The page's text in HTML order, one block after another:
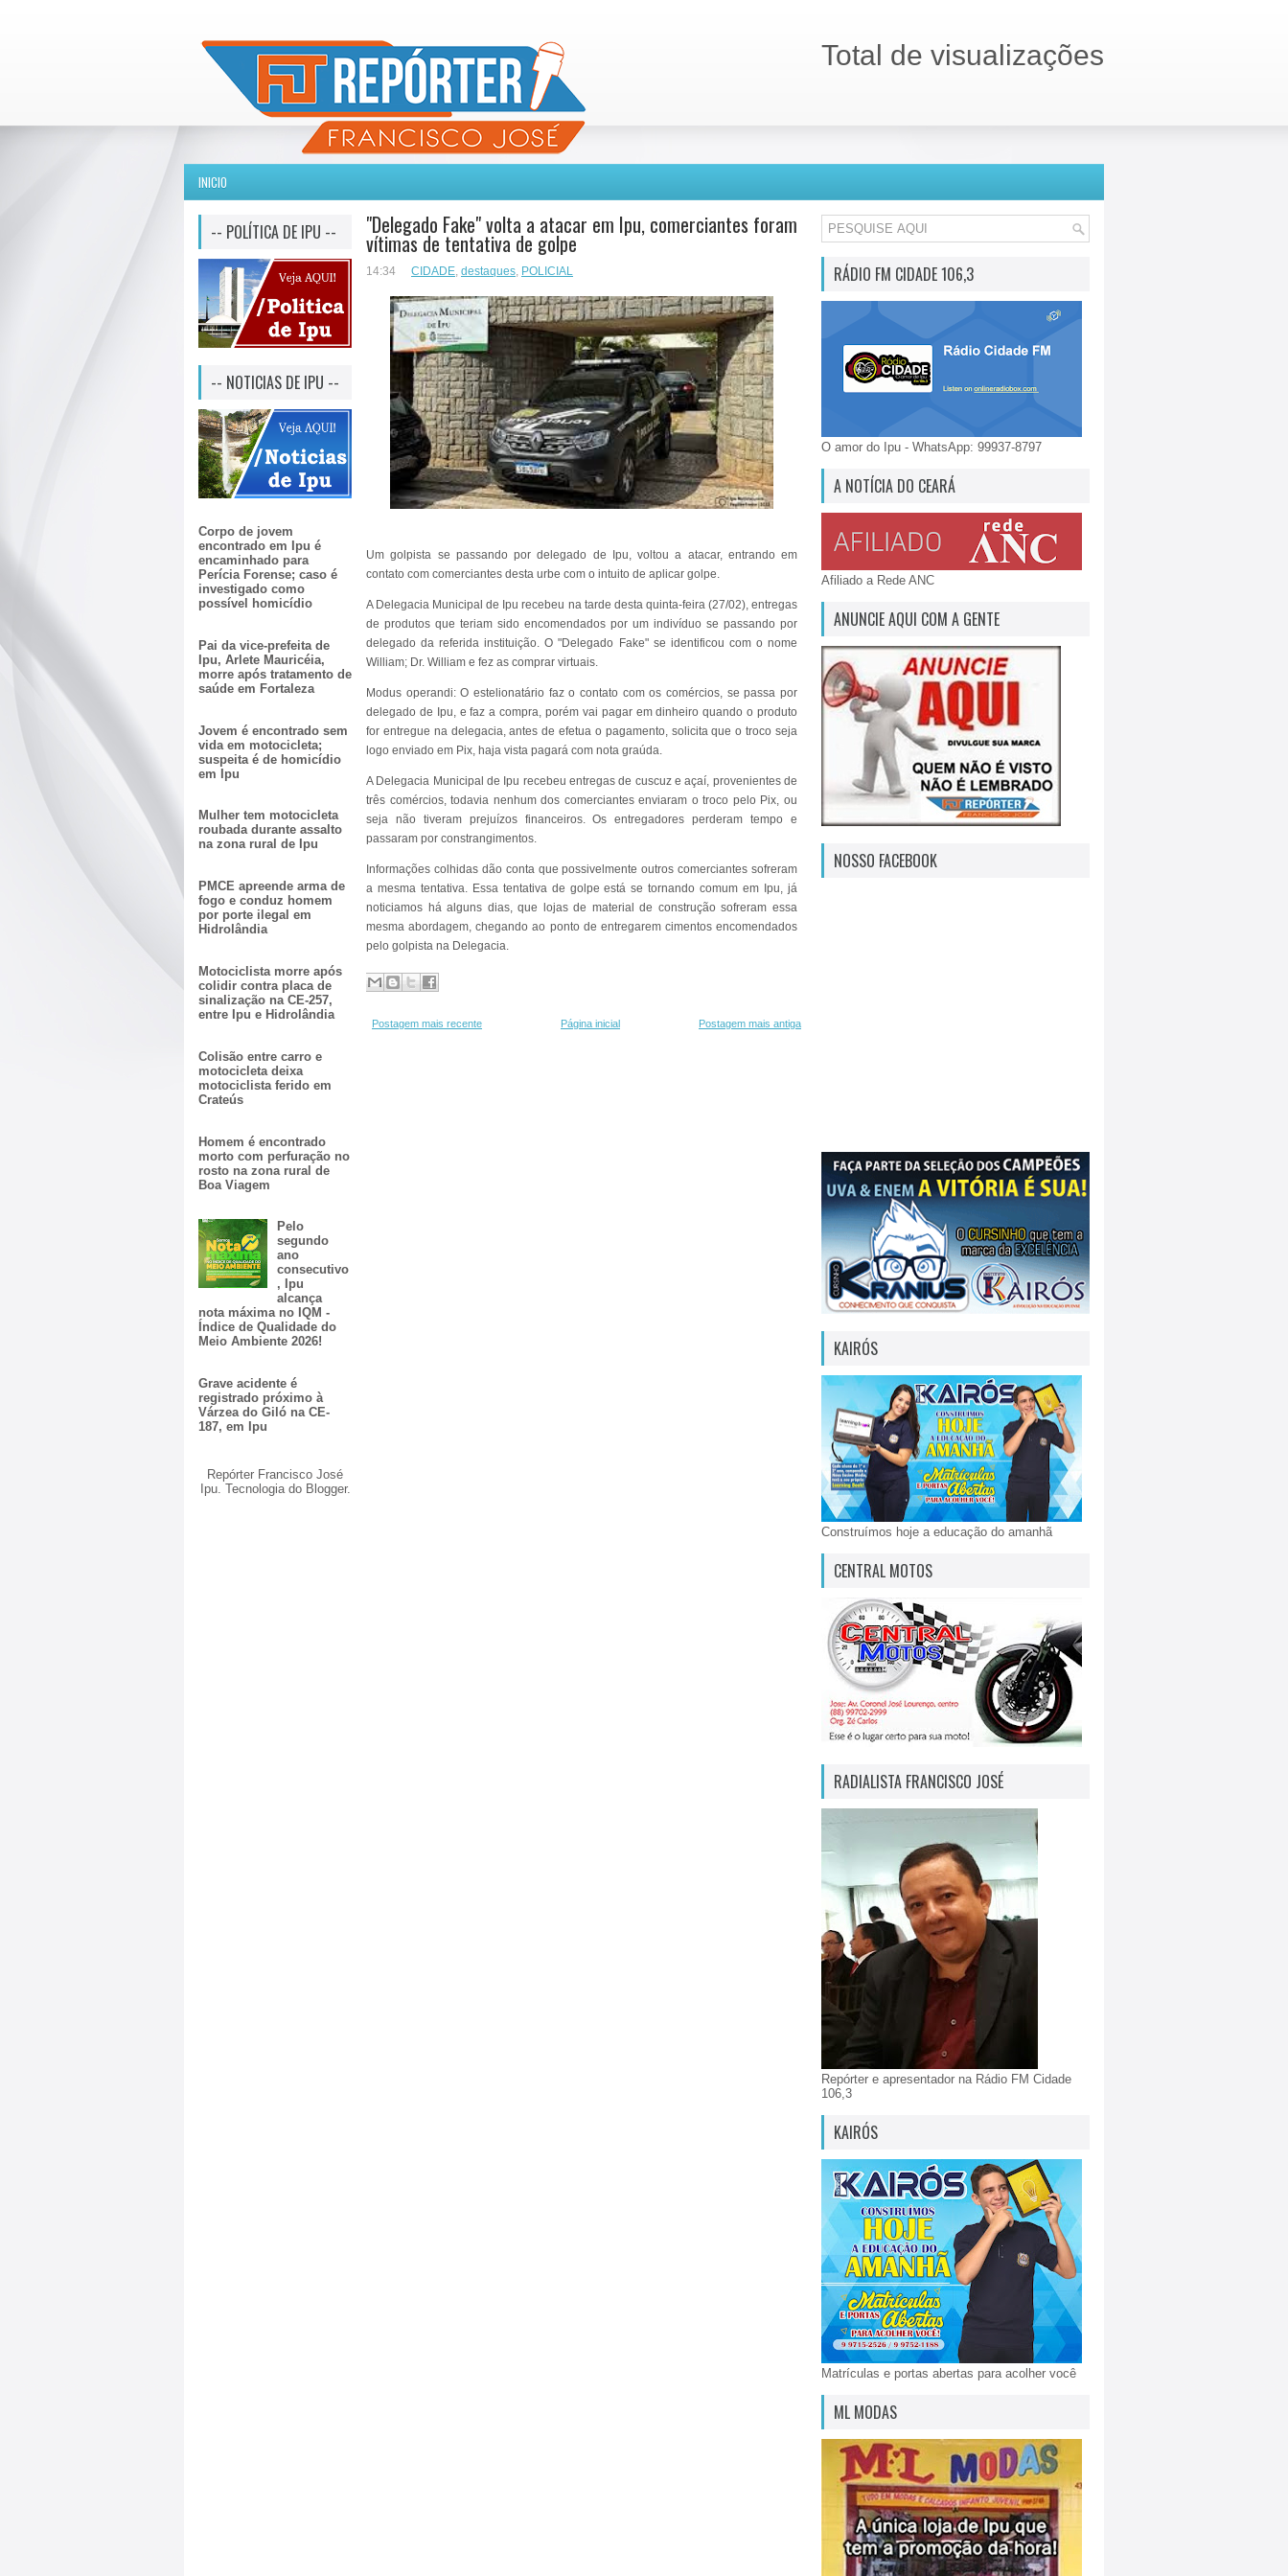
Total de visualizações
INICIO
-- POLÍTICA DE IPU --
-- NOTICIAS DE IPU --
Corpo de jovem
encontrado em Ipu é
encaminhado para
Perícia Forense; caso é
investigado como
possível homicídio
Pai da vice-prefeita de
Ipu, Arlete Mauricéia,
morre após tratamento de
saúde em Fortaleza
Jovem é encontrado sem
vida em motocicleta;
suspeita é de homicídio
em Ipu
Mulher tem motocicleta
roubada durante assalto
na zona rural de Ipu
PMCE apreende arma de
fogo e conduz homem
por porte ilegal em
Hidrolândia
Motociclista morre após
colidir contra placa de
sinalização na CE-257,
entre Ipu e Hidrolândia
Colisão entre carro e
motocicleta deixa
motociclista ferido em
Crateús
Homem é encontrado
morto com perfuração no
rosto na zona rural de
Boa Viagem
Pelo
segundo
ano
consecutivo
, Ipu
alcança
nota máxima no IQM -
Índice de Qualidade do
Meio Ambiente 2026!
Grave acidente é
registrado próximo à
Várzea do Giló na CE-
187, em Ipu
Repórter Francisco José
Ipu. Tecnologia do Blogger.
"Delegado Fake" volta a atacar em Ipu, comerciantes foram
vítimas de tentativa de golpe
14:34 CIDADE, destaques, POLICIAL
Um golpista se passando por delegado de Ipu, voltou a atacar, entrando em
contato com comerciantes desta urbe com o intuito de aplicar golpe.
A Delegacia Municipal de Ipu recebeu na tarde desta quinta-feira (27/02), entregas
de produtos que teriam sido encomendados por um indivíduo se passando por
delegado da referida instituição. O "Delegado Fake" se identificou com o nome
William; Dr. William e fez as comprar virtuais.
Modus operandi: O estelionatário faz o contato com os comércios, se passa por
delegado de Ipu, e faz a compra, porém vai pagar em dinheiro quando o produto
for entregue na delegacia, antes de efetua o pagamento, solicita que o troco seja
logo enviado em Pix, haja vista pagará com nota graúda.
A Delegacia Municipal de Ipu recebeu entregas de cuscuz e açaí, provenientes de
três comércios, todavia nenhum dos comerciantes enviaram o troco pelo Pix, ou
seja não tiveram prejuízos financeiros. Os entregadores perderam tempo e
passaram por constrangimentos.
Informações colhidas dão conta que possivelmente outros comerciantes sofreram
a mesma tentativa. Essa tentativa de golpe está se tornando comum em Ipu, já
noticiamos há alguns dias, que lojas de material de construção sofreram essa
mesma abordagem, chegando ao ponto de entregarem cimentos encomendados
pelo golpista na Delegacia.
Postagem mais recente Postagem mais antiga
Página inicial
RÁDIO FM CIDADE 106,3
O amor do Ipu - WhatsApp: 99937-8797
A NOTÍCIA DO CEARÁ
Afiliado a Rede ANC
ANUNCIE AQUI COM A GENTE
NOSSO FACEBOOK
KAIRÓS
Construímos hoje a educação do amanhã
CENTRAL MOTOS
RADIALISTA FRANCISCO JOSÉ
Repórter e apresentador na Rádio FM Cidade
106,3
KAIRÓS
Matrículas e portas abertas para acolher você
ML MODAS